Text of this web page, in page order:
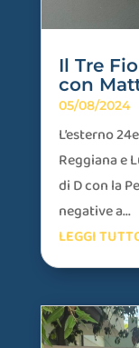
Il Tre
con
05/08/2024
L’esterno
Reggiana e
di D con la
negative a...
LEGGI